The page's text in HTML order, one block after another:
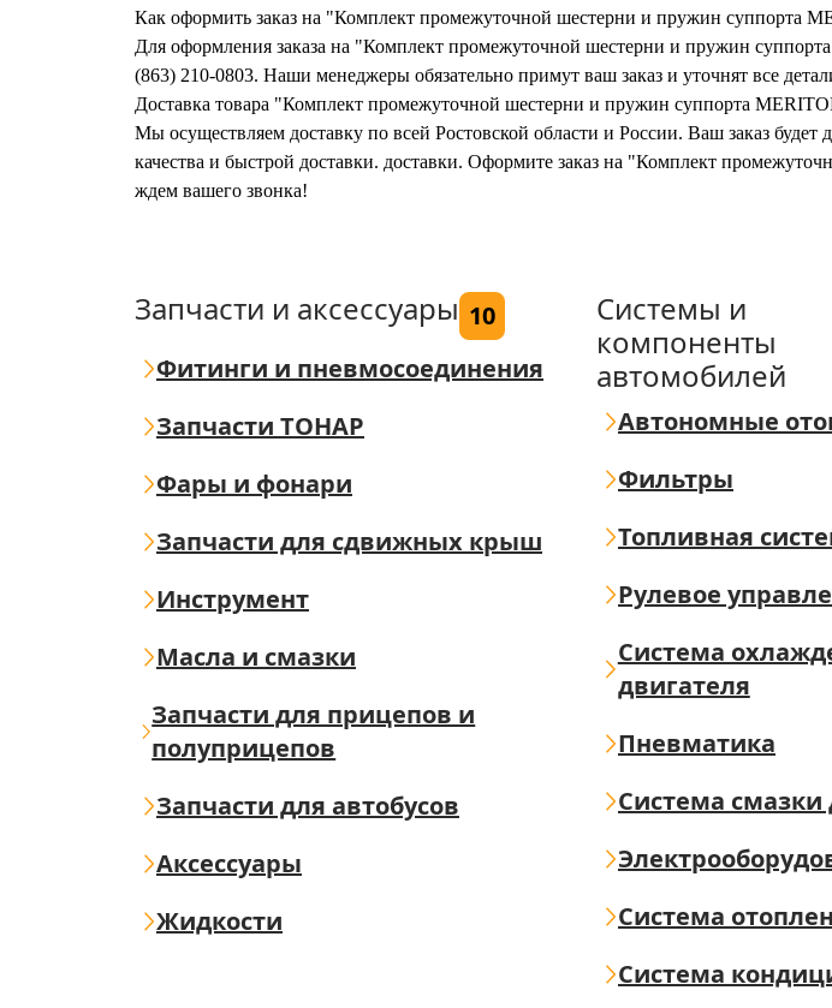
Как оформить заказ на "Комплект промежуточной шестерни и пружин суппорта
Для оформления заказа на "Комплект промежуточной шестерни и пружин
(863) 210-0803. Наши менеджеры обязательно примут ваш заказ и уточнят все
Доставка товара "Комплект промежуточной шестерни и пружин суппорта
Мы осуществляем доставку по всей Ростовской области и России. Ваш заказ
качества и быстрой доставки. доставки. Оформите заказ на "Комплект
ждем вашего звонка!
Запчасти и аксессуары 10
Фитинги и пневмосоединения
Запчасти ТОНАР
Фары и фонари
Запчасти для сдвижных крыш
Инструмент
Масла и смазки
Запчасти для прицепов и
полуприцепов
Запчасти для автобусов
Аксессуары
Жидкости
Системы и
компоненты
автомобилей
Автономные
Фильтры
Топливная
Рулевое
Система
двигателя
Пневматика
Система смазки
Система
Система